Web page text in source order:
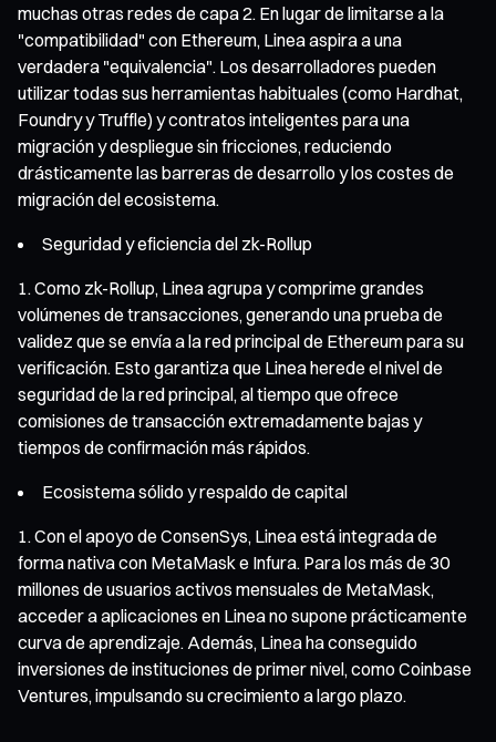
muchas otras redes de capa 2. En lugar de limitarse a la
"compatibilidad" con Ethereum, Linea aspira a una
verdadera "equivalencia". Los desarrolladores pueden
utilizar todas sus herramientas habituales (como Hardhat,
Foundry y Truffle) y contratos inteligentes para una
migración y despliegue sin fricciones, reduciendo
drásticamente las barreras de desarrollo y los costes de
migración del ecosistema.
Seguridad y eficiencia del zk-Rollup
Como zk-Rollup, Linea agrupa y comprime grandes
volúmenes de transacciones, generando una prueba de
validez que se envía a la red principal de Ethereum para su
verificación. Esto garantiza que Linea herede el nivel de
seguridad de la red principal, al tiempo que ofrece
comisiones de transacción extremadamente bajas y
tiempos de confirmación más rápidos.
Ecosistema sólido y respaldo de capital
Con el apoyo de ConsenSys, Linea está integrada de
forma nativa con MetaMask e Infura. Para los más de 30
millones de usuarios activos mensuales de MetaMask,
acceder a aplicaciones en Linea no supone prácticamente
curva de aprendizaje. Además, Linea ha conseguido
inversiones de instituciones de primer nivel, como Coinbase
Ventures, impulsando su crecimiento a largo plazo.